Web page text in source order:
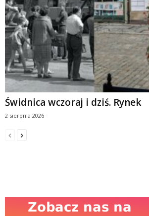
Świdnica wczoraj i dziś. Rynek
2 sierpnia 2026